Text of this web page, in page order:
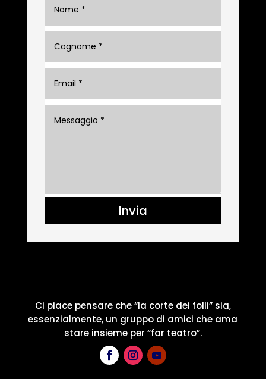
Invia
Ci piace pensare che “la corte dei folli” sia,
essenzialmente, un gruppo di amici che ama
stare insieme per “far teatro”.